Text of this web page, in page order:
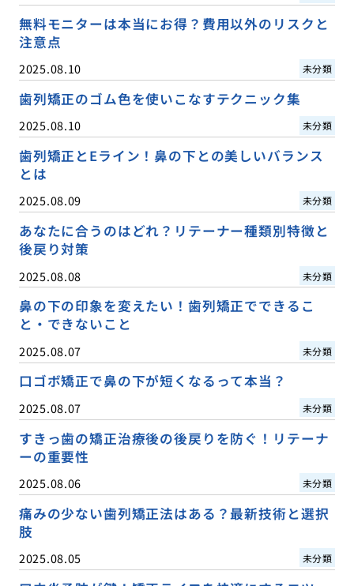
無料モニターは本当にお得？費用以外のリスクと
注意点
2025.08.10 未分類
歯列矯正のゴム色を使いこなすテクニック集
2025.08.10 未分類
歯列矯正とEライン！鼻の下との美しいバランス
とは
2025.08.09 未分類
あなたに合うのはどれ？リテーナー種類別特徴と
後戻り対策
2025.08.08 未分類
鼻の下の印象を変えたい！歯列矯正でできるこ
と・できないこと
2025.08.07 未分類
口ゴボ矯正で鼻の下が短くなるって本当？
2025.08.07 未分類
すきっ歯の矯正治療後の後戻りを防ぐ！リテーナ
ーの重要性
2025.08.06 未分類
痛みの少ない歯列矯正法はある？最新技術と選択
肢
2025.08.05 未分類